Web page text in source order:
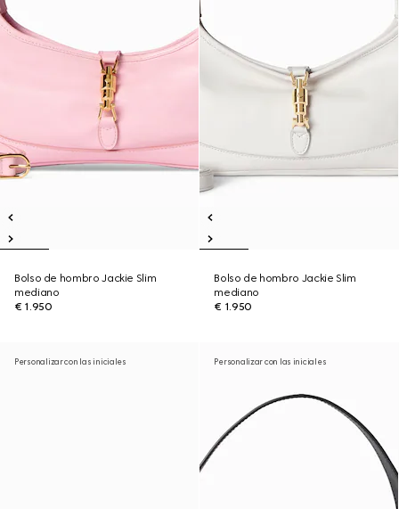
Bolso de hombro Jackie Slim
mediano
€ 1.950
Bolso de hombro Jackie Slim
mediano
€ 1.950
Personalizar con las iniciales Personalizar con las iniciales